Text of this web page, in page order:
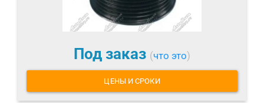
Под заказ (что это)
ЦЕНЫ И СРОКИ